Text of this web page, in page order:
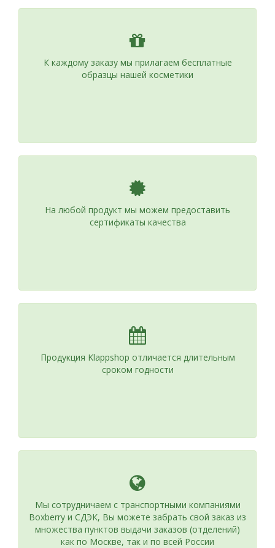
К каждому заказу мы прилагаем бесплатные
образцы нашей косметики
На любой продукт мы можем предоставить
сертификаты качества
Продукция Klappshop отличается длительным
сроком годности
Мы сотрудничаем с транспортными компаниями
Boxberry и СДЭК, Вы можете забрать свой заказ из
множества пунктов выдачи заказов (отделений)
как по Москве, так и по всей России